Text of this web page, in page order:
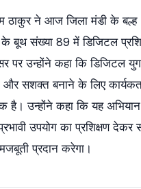
ठाकुर ने आज जिला मंडी के बल्ह
बूथ संख्या 89 में डिजिटल
पर उन्होंने कहा कि डिजिटल
और सशक्त बनाने के लिए
है। उन्होंने कहा कि यह अभियान
उपयोग का प्रशिक्षण देकर
प्रदान करेगा।